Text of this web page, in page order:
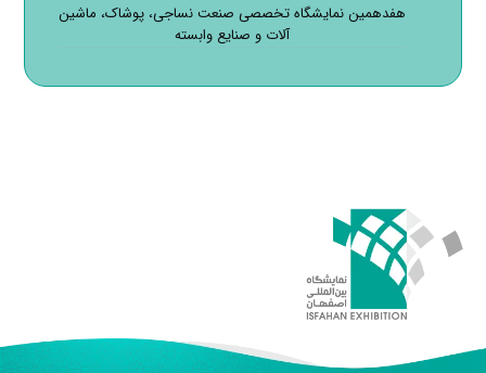
هفدهمین نمایشگاه تخصصی صنعت نساجی، پوشاک، ماشین
آلات و صنایع وابسته